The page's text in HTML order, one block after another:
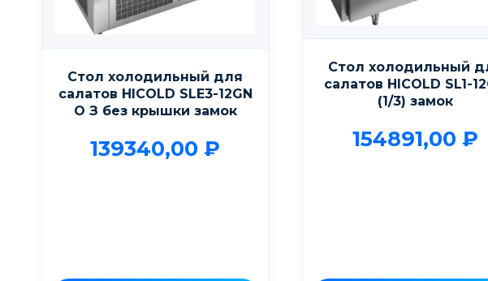
Стол холодильный для
салатов HICOLD SLE3-12GN
О З без крышки замок
139340,00₽
Стол холодильный
салатов HICOLD SL1-
(1/3) замок
154891,00₽